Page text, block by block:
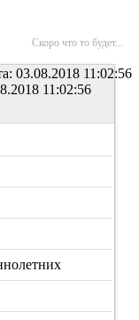
Скоро что то будет...
03.08.2018 11:02:56
11:02:56